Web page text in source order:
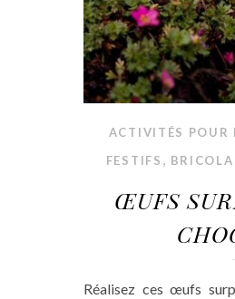
ACTIVITÉS POUR
FESTIFS ,
ŒUFS
Réalisez ces œufs